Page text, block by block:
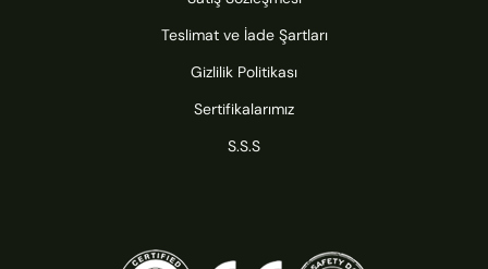
Teslimat ve İade Şartları
Gizlilik Politikası
Sertifikalarımız
S.S.S